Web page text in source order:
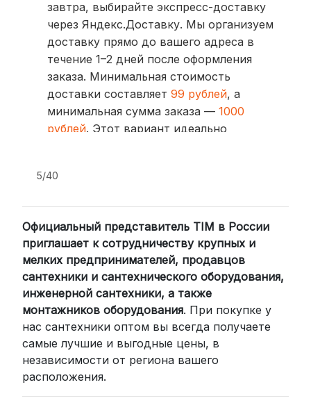
завтра, выбирайте экспресс-доставку
через Яндекс.Доставку. Мы организуем
доставку прямо до вашего адреса в
течение 1–2 дней после оформления
заказа. Минимальная стоимость
доставки составляет 99 рублей, а
минимальная сумма заказа — 1000
рублей. Этот вариант идеально
компании (СДЭК, BoxBerry, DPD)
Для клиентов из других регионов
России мы сотрудничаем с
проверенными транспортными
компаниями:
СДЭК: Выбирайте доставку до
пункта выдачи (от 2 дней) или
курьером до двери (от 3 дней).
Стоимость начинается от300
рублей
5/40
Официальный представитель TIM в России
приглашает к сотрудничеству крупных и
мелких предпринимателей, продавцов
сантехники и сантехнического оборудования,
инженерной сантехники, а также
монтажников оборудования. При покупке у
нас сантехники оптом вы всегда получаете
самые лучшие и выгодные цены, в
независимости от региона вашего
расположения.